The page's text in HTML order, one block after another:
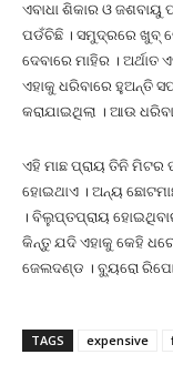
ଏବାଧା ଶିକାର ଓ ଜଶବାୟୁ
ପଡଁଚିଛି । ସମୁଦ୍ରରେ ଖୁବ୍
ଦେବାରେ ମାହିର । ଅର୍ଥାତ
ଏହାକୁ ଧରିବାରେ ହୁଅନ୍ତି
କରାଯାଇଥିଲା । ଆଉ
ଏହି ମାଛ ପ୍ରାୟ ତିନି ମିଟର
ହୋଇଥାଏ । ଅନ୍ୟ
। ବିଲୁପ୍ତପ୍ରାୟ
କିନ୍ତୁ ଯଦି ଏହାକୁ କେହି
ଜେଲଦଣ୍ଡ । ବ୍ୟୁରୋ
TAGS expensive